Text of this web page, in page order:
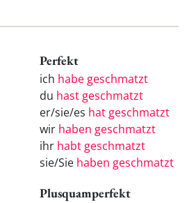
Perfekt
ich habe geschmatzt
du hast geschmatzt
er/sie/es hat geschmatzt
wir haben geschmatzt
ihr habt geschmatzt
sie/Sie haben geschmatzt
Plusquamperfekt